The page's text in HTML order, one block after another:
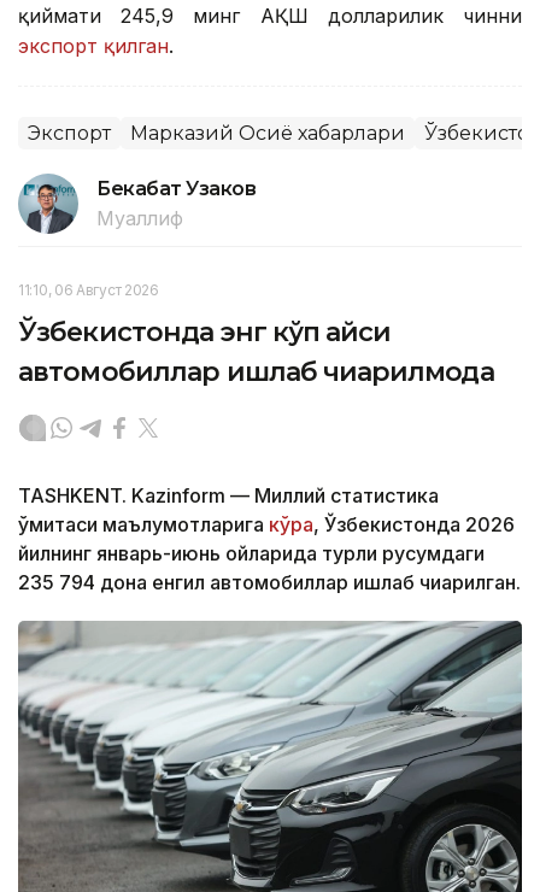
қиймати 245,9 минг АҚШ долларилик чинни
экспорт қилган.
Экспорт Марказий Осиё хабарлари
Бекабат Узаков
Муаллиф
11:10, 06 Август 2026
Ўзбекистонда энг кўп қайси
автомобиллар ишлаб чиқарилмоқда
TASHKENT. Kazinform — Миллий статистика
қўмитаси маълумотларига кўра, Ўзбекистонда 2026
йилнинг январь-июнь ойларида турли русумдаги
235 794 дона енгил автомобиллар ишлаб чиқарилган.